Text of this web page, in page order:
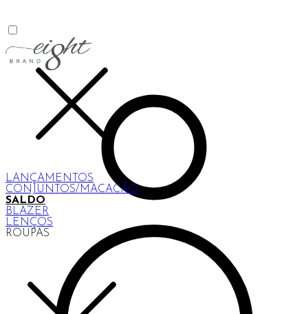
LANÇAMENTOS
CONJUNTOS/MACACÃO
SALDO
BLAZER
LENÇOS
ROUPAS